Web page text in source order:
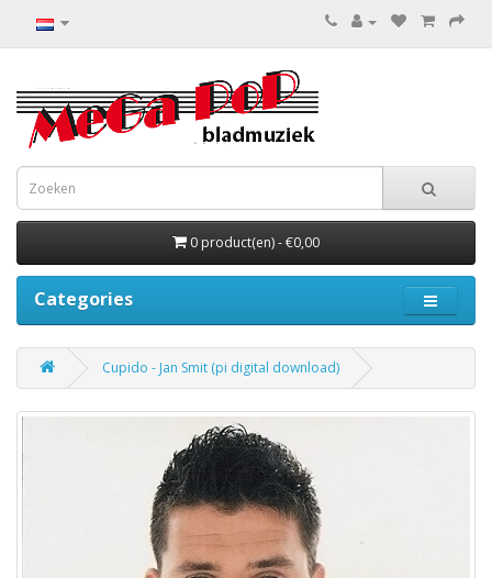
0 product(en) - €0,00
Categories
Cupido - Jan Smit (pi digital download)